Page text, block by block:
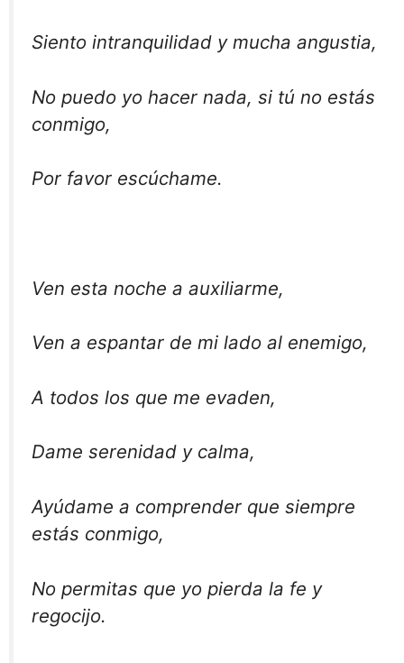
Siento intranquilidad y mucha angustia,
No puedo yo hacer nada, si tú no estás
conmigo,
Por favor escúchame.
Ven esta noche a auxiliarme,
Ven a espantar de mi lado al enemigo,
A todos los que me evaden,
Dame serenidad y calma,
Ayúdame a comprender que siempre
estás conmigo,
No permitas que yo pierda la fe y
regocijo.